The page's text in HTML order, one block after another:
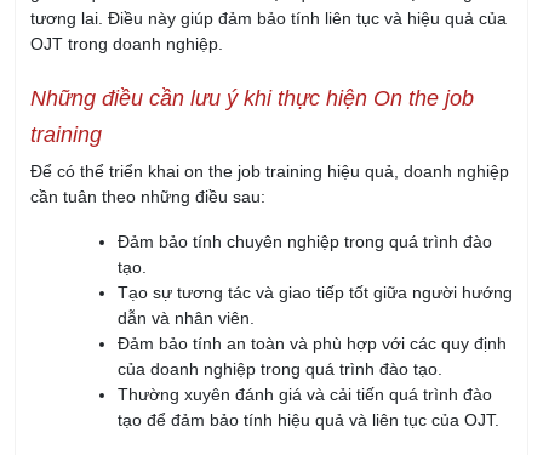
tương lai. Điều này giúp đảm bảo tính liên tục và hiệu quả của
OJT trong doanh nghiệp.
Những điều cần lưu ý khi thực hiện On the job
training
Để có thể triển khai on the job training hiệu quả, doanh nghiệp
cần tuân theo những điều sau:
Đảm bảo tính chuyên nghiệp trong quá trình đào
tạo.
Tạo sự tương tác và giao tiếp tốt giữa người hướng
dẫn và nhân viên.
Đảm bảo tính an toàn và phù hợp với các quy định
của doanh nghiệp trong quá trình đào tạo.
Thường xuyên đánh giá và cải tiến quá trình đào
tạo để đảm bảo tính hiệu quả và liên tục của OJT.